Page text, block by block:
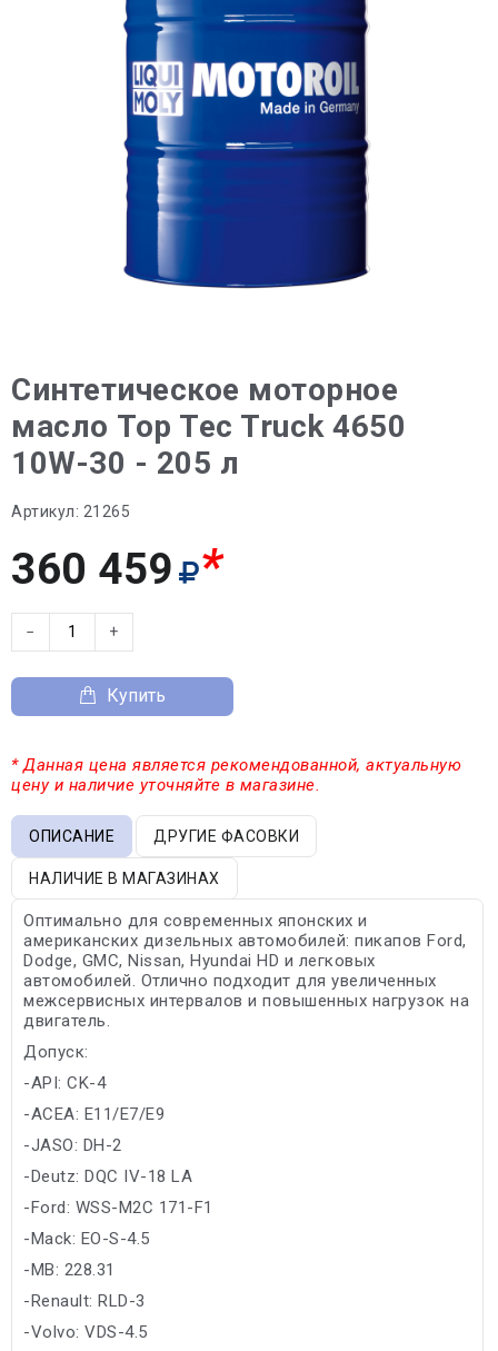
Синтетическое моторное
масло Top Tec Truck 4650
10W-30 - 205 л
Артикул: 21265
360 459 *
− +
Купить
* Данная цена является рекомендованной, актуальную
цену и наличие уточняйте в магазине.
ОПИСАНИЕ ДРУГИЕ ФАСОВКИ
НАЛИЧИЕ В МАГАЗИНАХ
Оптимально для современных японских и
американских дизельных автомобилей: пикапов Ford,
Dodge, GMC, Nissan, Hyundai HD и легковых
автомобилей. Отлично подходит для увеличенных
межсервисных интервалов и повышенных нагрузок на
двигатель.
Допуск:
-API: CK-4
-ACEA: E11/E7/E9
-JASO: DH-2
-Deutz: DQC IV-18 LA
-Ford: WSS-M2C 171-F1
-Mack: EO-S-4.5
-MB: 228.31
-Renault: RLD-3
-Volvo: VDS-4.5